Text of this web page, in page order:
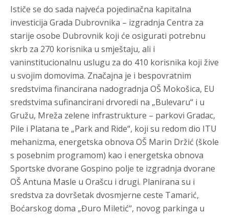
Ističe se do sada najveća pojedinačna kapitalna
investicija Grada Dubrovnika – izgradnja Centra za
starije osobe Dubrovnik koji će osigurati potrebnu
skrb za 270 korisnika u smještaju, ali i
vaninstitucionalnu uslugu za do 410 korisnika koji žive
u svojim domovima. Značajna je i bespovratnim
sredstvima financirana nadogradnja OŠ Mokošica, EU
sredstvima sufinancirani drvoredi na „Bulevaru“ i u
Gružu, Mreža zelene infrastrukture – parkovi Gradac,
Pile i Platana te „Park and Ride“, koji su redom dio ITU
mehanizma, energetska obnova OŠ Marin Držić (škole
s posebnim programom) kao i energetska obnova
Sportske dvorane Gospino polje te izgradnja dvorane
OŠ Antuna Masle u Orašcu i drugi. Planirana su i
sredstva za dovršetak dvosmjerne ceste Tamarić,
Boćarskog doma „Đuro Miletić“, novog parkinga u